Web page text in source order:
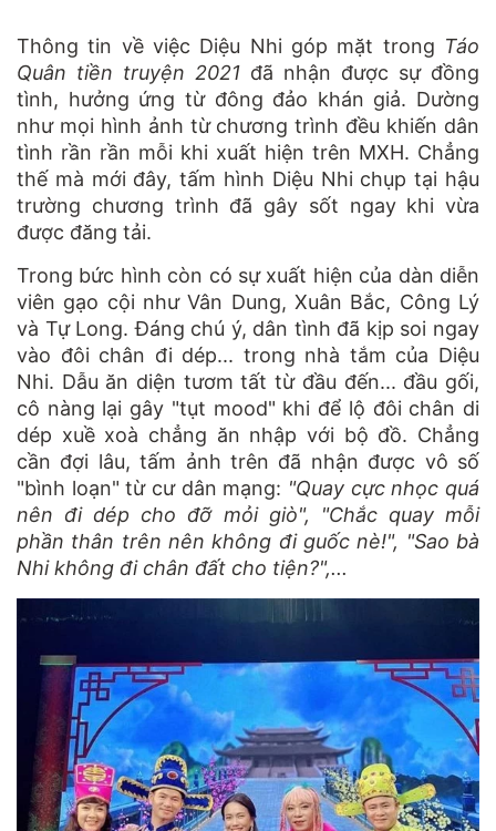
Thông tin về việc Diệu Nhi góp mặt trong Táo
Quân tiền truyện 2021 đã nhận được sự đồng
tình, hưởng ứng từ đông đảo khán giả. Dường
như mọi hình ảnh từ chương trình đều khiến dân
tình rần rần mỗi khi xuất hiện trên MXH. Chẳng
thế mà mới đây, tấm hình Diệu Nhi chụp tại hậu
trường chương trình đã gây sốt ngay khi vừa
được đăng tải.
Trong bức hình còn có sự xuất hiện của dàn diễn
viên gạo cội như Vân Dung, Xuân Bắc, Công Lý
và Tự Long. Đáng chú ý, dân tình đã kịp soi ngay
vào đôi chân đi dép... trong nhà tắm của Diệu
Nhi. Dẫu ăn diện tươm tất từ đầu đến... đầu gối,
cô nàng lại gây "tụt mood" khi để lộ đôi chân di
dép xuề xoà chẳng ăn nhập với bộ đồ. Chẳng
cần đợi lâu, tấm ảnh trên đã nhận được vô số
"bình loạn" từ cư dân mạng: "Quay cực nhọc quá
nên đi dép cho đỡ mỏi giò", "Chắc quay mỗi
phần thân trên nên không đi guốc nè!", "Sao bà
Nhi không đi chân đất cho tiện?",...